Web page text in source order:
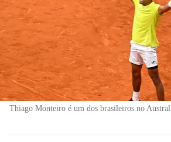
Thiago Monteiro é um dos brasileiros no